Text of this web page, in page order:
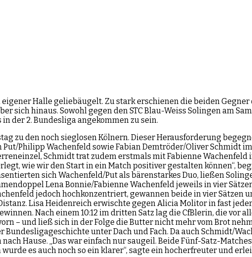
Halle geliebäugelt. Zu stark erschienen die beiden
sich hinaus. Sowohl gegen den STC Blau-Weiss Solingen am
der 2. Bundesliga angekommen zu sein.
zu den noch sieglosen Kölnern. Dieser Herausforderung
Philipp Wachenfeld sowie Fabian Demtröder/Oliver Schmidt
Schmidt trat zudem erstmals mit Fabienne Wachenfeld
wie wir den Start in ein Match positiver gestalten können“,
sich Wachenfeld/Put als bärenstarkes Duo, ließen
Lena Bonnie/Fabienne Wachenfeld jeweils in vier
jedoch hochkonzentriert, gewannen beide in vier Sätzen
Lisa Heidenreich erwischte gegen Alicia Molitor in fast
Nach einem 10:12 im dritten Satz lag die CfBlerin, die vor
– und ließ sich in der Folge die Butter nicht mehr vom Brot
unter Dach und Fach. Da auch Schmidt/
Hause. „Das war einfach nur saugeil. Beide Fünf-Satz-
es auch noch so ein klarer“, sagte ein hocherfreuter und